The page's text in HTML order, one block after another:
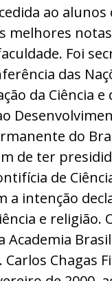
ao alunos
melhores
Foi
das
da Ciência e
do
de ter
de
a intenção
e religião.
Academia
Carlos Chagas